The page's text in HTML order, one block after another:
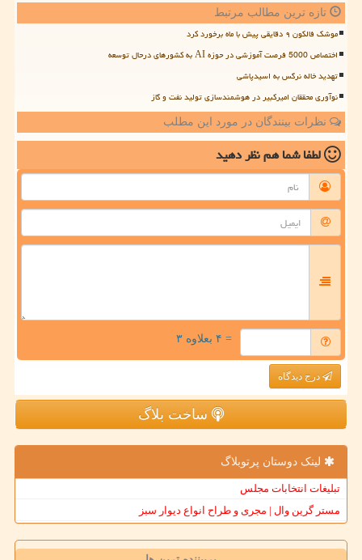
تازه ترین مطالب مرتبط
موشک فالکون ۹ دقایقی پیش با ماه برخورد کرد
اختصاص 5000 فرصت آموزشی در حوزه AI به کشورهای درحال توسعه
تهدید خاله نرگس به اسیدپاشی
نوآوری محققان امیرکبیر در هوشمندسازی تولید نفت و گاز
نظرات بینندگان در مورد این مطلب
لطفا شما همنظر دهید
= ۴ بعلاوه ۳
درج دیدگاه
ساخت بلاگ
لینک دوستان پرتوبلاگ
تبلیغات انتخابات مجلس
مستر گرین وال | مجری و طراح انواع دیوار سبز